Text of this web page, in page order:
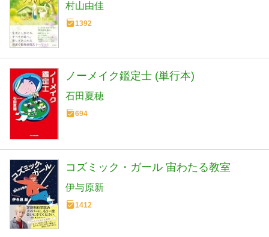
村山由佳
1392
ノーメイク鑑定士 (単行本)
石田夏穂
694
コズミック・ガール 宙わたる教室
伊与原新
1412